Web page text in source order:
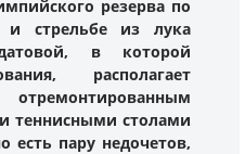
резерва по
и стрельбе из лука
в которой
располагает
теннисными столами
есть пару недочетов,